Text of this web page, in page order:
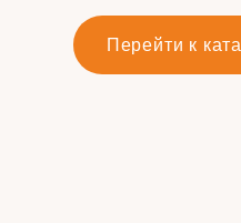
Перейти к